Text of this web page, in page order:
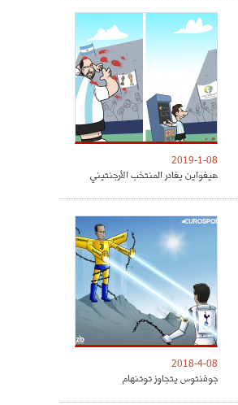
2019-1-08
هيغواين يغادر المنتخب الأرجنتيني
2018-4-08
جوفنتوس يتجاوز توتنهام